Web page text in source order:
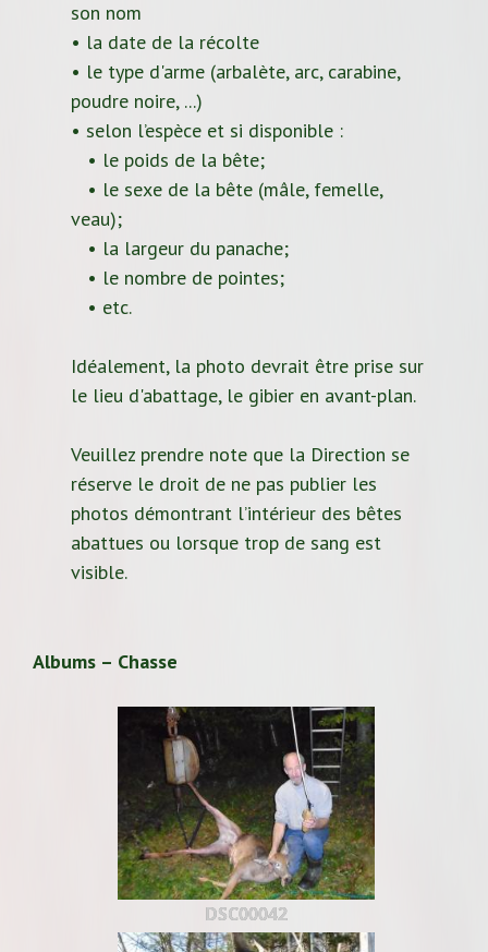
son nom
• la date de la récolte
• le type d'arme (arbalète, arc, carabine,
poudre noire, ...)
• selon l’espèce et si disponible :
• le poids de la bête;
• le sexe de la bête (mâle, femelle,
veau);
• la largeur du panache;
• le nombre de pointes;
• etc.
Idéalement, la photo devrait être prise sur
le lieu d'abattage, le gibier en avant-plan.
Veuillez prendre note que la Direction se
réserve le droit de ne pas publier les
photos démontrant l’intérieur des bêtes
abattues ou lorsque trop de sang est
visible.
Albums – Chasse
DSC00042